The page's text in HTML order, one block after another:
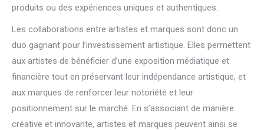
produits ou des expériences uniques et authentiques.
Les collaborations entre artistes et marques sont donc un
duo gagnant pour l’investissement artistique. Elles permettent
aux artistes de bénéficier d’une exposition médiatique et
financière tout en préservant leur indépendance artistique, et
aux marques de renforcer leur notoriété et leur
positionnement sur le marché. En s’associant de manière
créative et innovante, artistes et marques peuvent ainsi se